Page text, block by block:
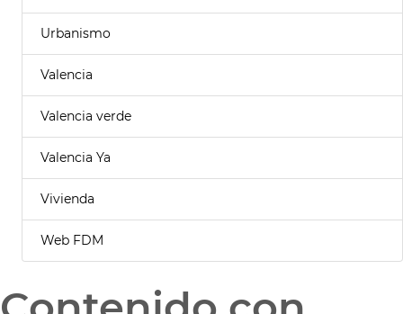
Urbanismo
Valencia
Valencia verde
Valencia Ya
Vivienda
Web FDM